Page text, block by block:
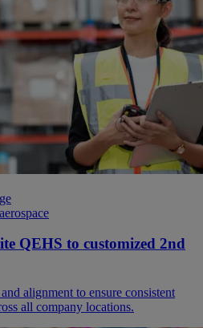
QEHS to customized 2nd
alignment to ensure consistent
all company locations.